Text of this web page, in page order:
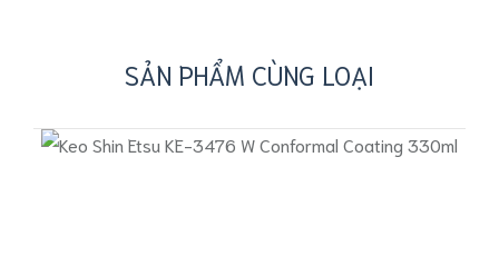
SẢN PHẨM CÙNG LOẠI